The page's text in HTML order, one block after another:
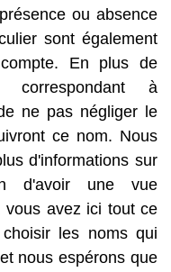
ou absence
sont également
En plus de
à
ne pas négliger le
ce nom. Nous
d'informations sur
d'avoir une vue
vous avez ici tout ce
les noms qui
nous espérons que